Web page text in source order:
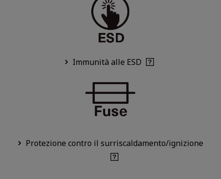
Immunità alle ESD
Protezione contro il surriscaldamento/ignizione